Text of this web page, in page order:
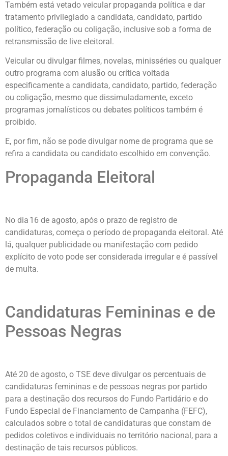
Também está vetado veicular propaganda política e dar
tratamento privilegiado a candidata, candidato, partido
político, federação ou coligação, inclusive sob a forma de
retransmissão de live eleitoral.
Veicular ou divulgar filmes, novelas, minisséries ou qualquer
outro programa com alusão ou crítica voltada
especificamente a candidata, candidato, partido, federação
ou coligação, mesmo que dissimuladamente, exceto
programas jornalísticos ou debates políticos também é
proibido.
E, por fim, não se pode divulgar nome de programa que se
refira a candidata ou candidato escolhido em convenção.
Propaganda Eleitoral
No dia 16 de agosto, após o prazo de registro de
candidaturas, começa o período de propaganda eleitoral. Até
lá, qualquer publicidade ou manifestação com pedido
explícito de voto pode ser considerada irregular e é passível
de multa.
Candidaturas Femininas e de
Pessoas Negras
Até 20 de agosto, o TSE deve divulgar os percentuais de
candidaturas femininas e de pessoas negras por partido
para a destinação dos recursos do Fundo Partidário e do
Fundo Especial de Financiamento de Campanha (FEFC),
calculados sobre o total de candidaturas que constam de
pedidos coletivos e individuais no território nacional, para a
destinação de tais recursos públicos.